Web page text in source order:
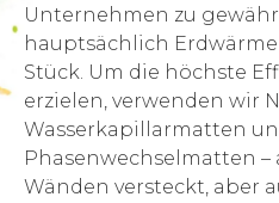
Unternehmen zu
hauptsächlich
Stück. Um die höchste
erzielen, verwenden wir
Wasserkapillarmatten
Phasenwechselmatten
Wänden versteckt, aber